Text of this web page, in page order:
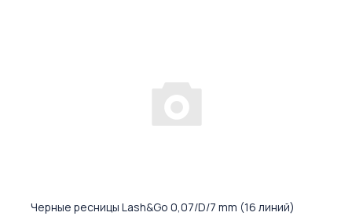
Черные ресницы Lash&Go 0,07/D/7 mm (16 линий)